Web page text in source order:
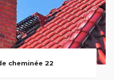
cheminée 22